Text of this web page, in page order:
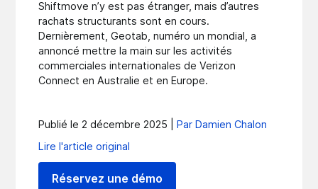
Shiftmove n’y est pas étranger, mais d’autres
rachats structurants sont en cours.
Dernièrement, Geotab, numéro un mondial, a
annoncé mettre la main sur les activités
commerciales internationales de Verizon
Connect en Australie et en Europe.
Publié le 2 décembre 2025 |
Par Damien Chalon
Lire l'article original
Réservez une démo